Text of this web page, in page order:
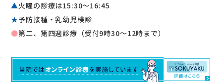
▲火曜の診療は15:30〜16:45
★予防接種・乳幼児検診
●第二、第四週診療（受付9時30～12時まで）